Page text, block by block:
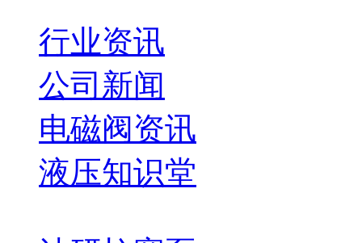
行业资讯
公司新闻
电磁阀资讯
液压知识堂